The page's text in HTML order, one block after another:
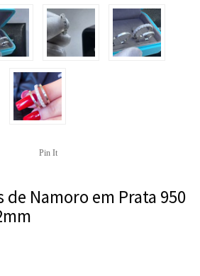
Pin It
de Namoro em Prata 950